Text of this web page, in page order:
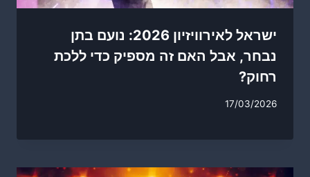
ישראל לאירוויזיון 2026: נועם בתן
נבחר, אבל האם זה מספיק כדי ללכת
רחוק?
17/03/2026